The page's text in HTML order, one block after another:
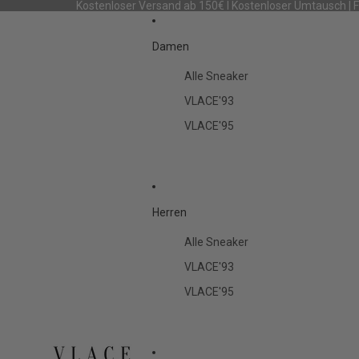
Kostenloser Versand ab 150€ I Kostenloser Umtausch |
Damen
Alle Sneaker
VLACE'93
VLACE'95
Herren
Alle Sneaker
VLACE'93
VLACE'95